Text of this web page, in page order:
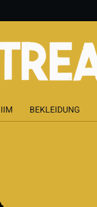
IIM BEKLEIDUNG